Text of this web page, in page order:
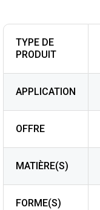
TYPE DE
PRODUIT
APPLICATION
OFFRE
MATIÈRE(S)
FORME(S)